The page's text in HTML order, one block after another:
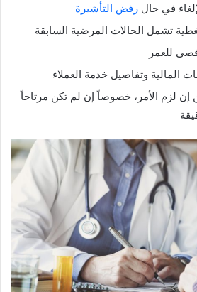
في حال رفض التأشيرة
تشمل الحالات المرضية السابقة
للعمر
المالية وتفاصيل خدمة العملاء
لزم الأمر، خصوصاً إن لم تكن مرتاحاً